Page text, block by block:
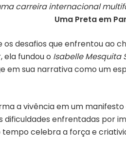
carreira internacional
Uma Preta em
desafios que enfrentou ao
ela fundou o Isabelle Mesquita
em sua narrativa como um
a vivência em um manifesto
dificuldades enfrentadas por
celebra a força e